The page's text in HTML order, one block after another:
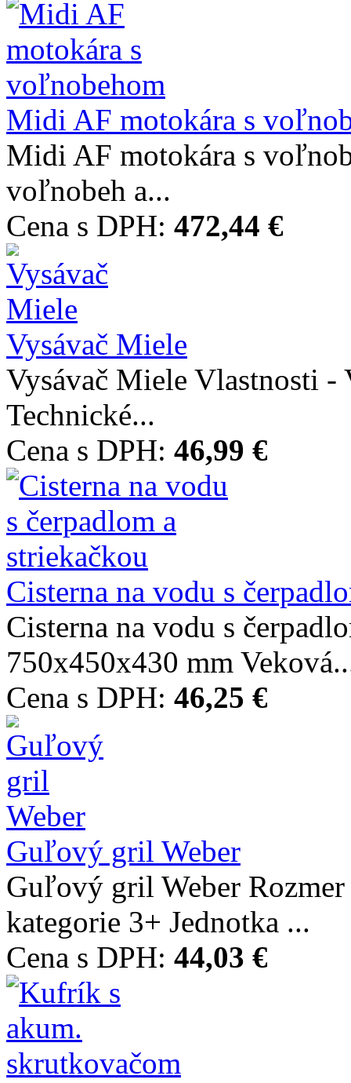
Midi AF motokára s
Midi AF motokára s
voľnobeh a...
Cena s DPH: 472,44 €
Vysávač Miele
Vysávač Miele Vlastnosti
Technické...
Cena s DPH: 46,99 €
Cisterna na vodu s
Cisterna na vodu s
750x450x430 mm
Cena s DPH: 46,25 €
Guľový gril Weber
Guľový gril Weber
kategorie 3+ Jednotka ...
Cena s DPH: 44,03 €